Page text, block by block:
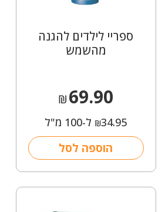
ספריי לילדים להגנה
מהשמש
₪69.90
₪34.95 ל-100 מ"ל
הוספה לסל